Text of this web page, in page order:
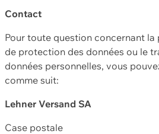
Contact
Pour toute question concernant
de protection des données ou le
données personnelles, vous
comme suit:
Lehner Versand SA
Case postale